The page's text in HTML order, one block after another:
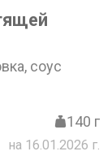
соус
140 г
на 16.01.2026 г.